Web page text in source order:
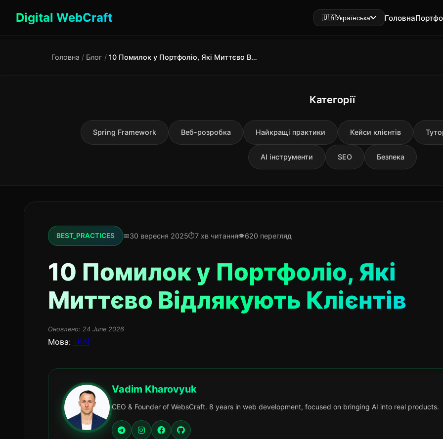
Digital WebCraft 🇺🇦Українська Головна
Головна / Блог / 10 Помилок у Портфоліо, Які Миттєво Відлякують Клієнтів
Категорії
Spring Framework Веб-розробка Найкращі практики Кейси клієнтів
AI інструменти SEO Безпека
BEST_PRACTICES 30 вересня 2025 7 хв читання 620 перегляд
10 Помилок у Портфоліо, Які
Миттєво Відлякують Клієнтів
Оновлено: 24 June 2026
Мова: 🇺🇦
Vadim Kharovyuk
CEO & Founder of WebsCraft. 8 years in web development, focused on bringing AI into real products.